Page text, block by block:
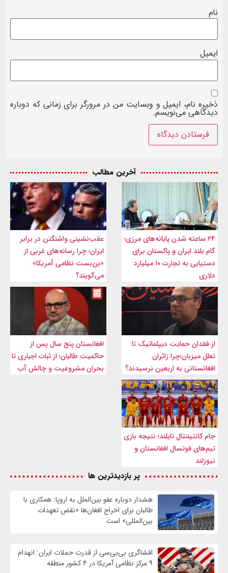
نام
ایمیل
ذخیره نام، ایمیل و وبسایت من در مرورگر برای زمانی که دوباره
دیدگاهی می‌نویسم.
آخرین مطالب
۲۴ ساعته شدن پایانه‌های مرزی؛
گام بلند ایران و پاکستان برای
دستیابی به تجارت ۱۰ میلیارد
دلاری
عقب‌نشینی واشنگتن در برابر
ایران؛ چرا رسانه‌های غربی از
«بن‌بست نظامی آمریکا»
می‌گویند؟
از فقدان حمایت دیپلماتیک تا
تعلل میزبان؛چرا زائران
افغانستانی به اربعین نرسیدند؟
افغانستان پنج سال پس از
حاکمیت طالبان؛ از ثبات اجباری تا
بحران مشروعیت و چالش آب
جام کانتیننتال تایلند؛ نتیجه بازی
تیم‌های فوتسال افغانستان و
نیوزلند
پر بازدیدترین ها
هشدار دوباره عفو بین‌الملل به اروپا: همکاری با
طالبان برای اخراج افغان‌ها «نقض تعهدات
بین‌المللی» است
افشاگری بی‌بی‌سی از قدرت حملات ایران: انهدام
۹ مرکز نظامی آمریکا در ۴ کشور منطقه